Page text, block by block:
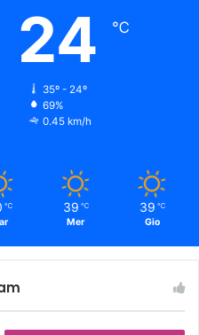
24 ℃
35º - 24º
69%
0.45 km/h
℃ 39 ℃
Mer
39 ℃
Gio